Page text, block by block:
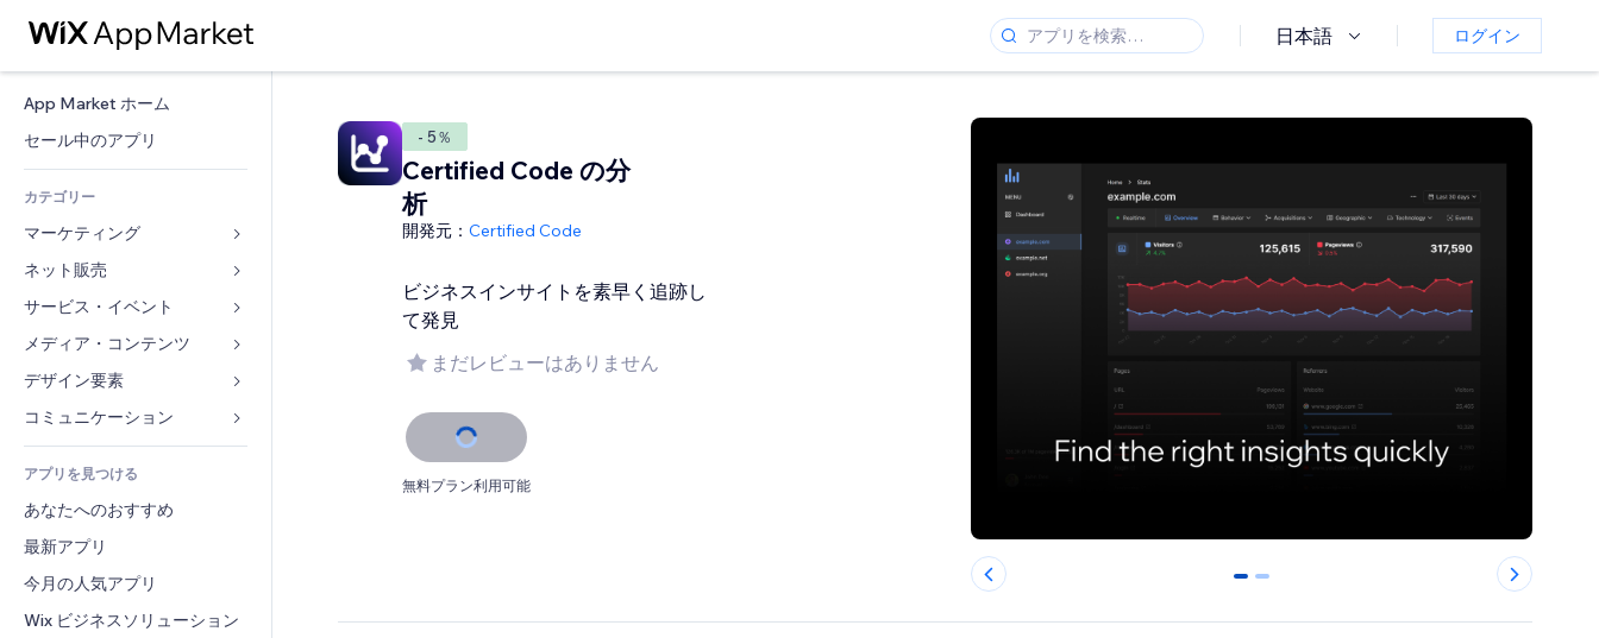
日本語 ログイン
App Market ホーム
セール中のアプリ
カテゴリー
マーケティング
広告
モバイル
アクセス解析
リスティング広告
メール
コンバージョン
ネット販売
ストア用アプリ
発送・配達
販売ボタン
会計
クーポン・特典
倉庫管理ソリューション
ドロップシッピング
サービス・イベント
ホテル
イベント
レストラン
不動産
ブッキング
メディア・コンテンツ
ギャラリー
音楽
ポッドキャスト
写真
動画
PDF
ファイル共有
ニュース
デザイン要素
マップ・ナビ
プライバシー・セキュリティ
時計
ページテンプレート
画像効果
ボタン・メニュー
バナー・バッジ
フォーム
ブログ
投票
チャット
コメント
電話
アプリを見つける
あなたへのおすすめ
最新アプリ
今月の人気アプリ
Wix ビジネスソリューション
- 5％
Certified Code の分
析
開発元： Certified Code
ビジネスインサイトを素早く追跡し
て発見
まだレビューはありません
無料プラン利用可能
0 1